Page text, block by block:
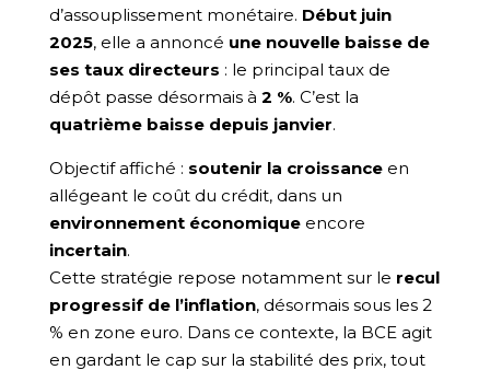
d’assouplissement monétaire. Début juin
2025, elle a annoncé une nouvelle baisse de
ses taux directeurs : le principal taux de
dépôt passe désormais à 2 %. C’est la
quatrième baisse depuis janvier.
Objectif affiché : soutenir la croissanceen
allégeant le coût du crédit, dans un
environnement économiqueencore
incertain.
Cette stratégie repose notamment sur le recul
progressif de l’inflation, désormais sous les 2
% en zone euro. Dans ce contexte, la BCE agit
en gardant le cap sur la stabilité des prix, tout